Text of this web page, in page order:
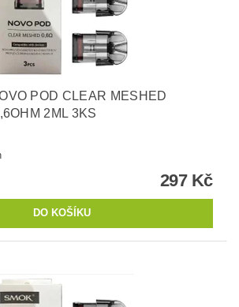
POD CLEAR MESHED
2ML 3KS
297 Kč